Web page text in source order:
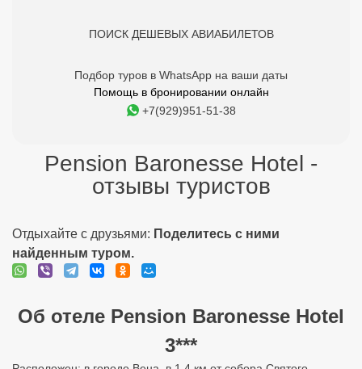
ПОИСК ДЕШЕВЫХ АВИАБИЛЕТОВ
Подбор туров в WhatsApp на ваши даты
Помощь в бронировании онлайн
+7(929)951-51-38
Pension Baronesse Hotel -
отзывы туристов
Отдыхайте с друзьями: Поделитесь с ними
найденным туром.
Об отеле Pension Baronesse Hotel
3***